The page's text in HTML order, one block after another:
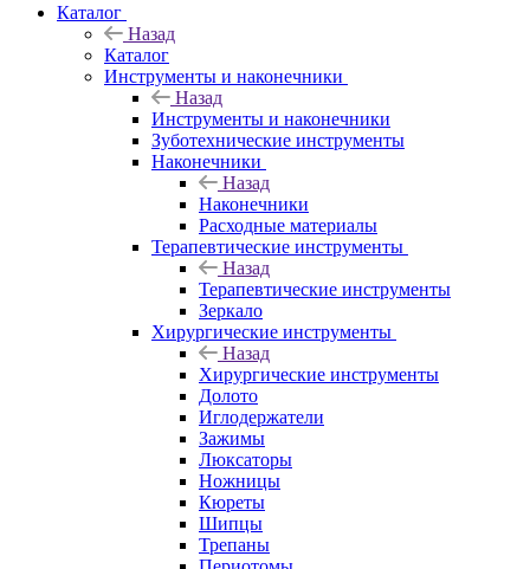
Каталог
Назад
Каталог
Инструменты и наконечники
Назад
Инструменты и наконечники
Зуботехнические инструменты
Наконечники
Назад
Наконечники
Расходные материалы
Терапевтические инструменты
Назад
Терапевтические инструменты
Зеркало
Хирургические инструменты
Назад
Хирургические инструменты
Долото
Иглодержатели
Зажимы
Люксаторы
Ножницы
Кюреты
Шипцы
Трепаны